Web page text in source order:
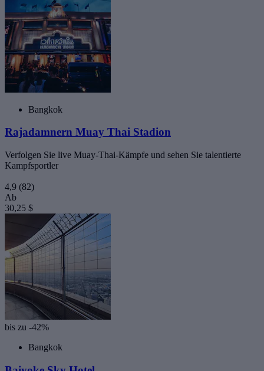
Bangkok
Rajadamnern Muay Thai Stadion
Verfolgen Sie live Muay-Thai-Kämpfe und sehen Sie talentierte
Kampfsportler
4,9 (82)
Ab
30,25 $
bis zu -42%
Bangkok